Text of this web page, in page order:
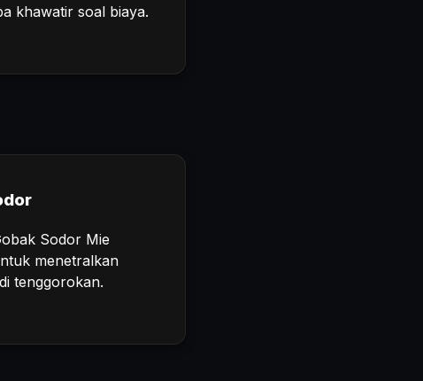
khawatir soal biaya.
Sodor Mie
menetralkan
tenggorokan.